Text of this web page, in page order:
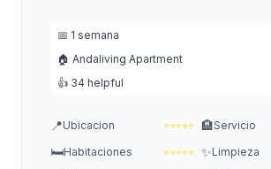
📅 1 semana
🏠 Andaliving Apartment
👍 34 helpful
📍Ubicacion ⭐⭐⭐⭐⭐ 🏨Servicio
🛏️Habitaciones ⭐⭐⭐⭐⭐ ✨Limpieza